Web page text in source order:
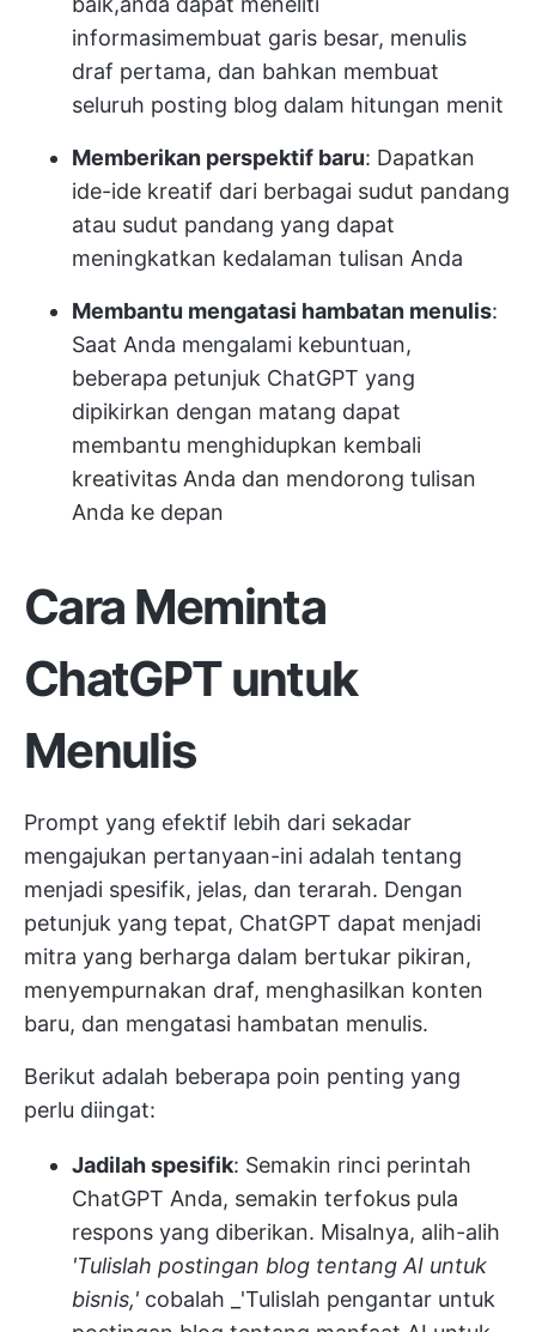
informasimembuat garis besar, menulis
draf pertama, dan bahkan membuat
seluruh posting blog dalam hitungan menit
Memberikan perspektif baru: Dapatkan
ide-ide kreatif dari berbagai sudut pandang
atau sudut pandang yang dapat
meningkatkan kedalaman tulisan Anda
Membantu mengatasi hambatan menulis:
Saat Anda mengalami kebuntuan,
beberapa petunjuk ChatGPT yang
dipikirkan dengan matang dapat
membantu menghidupkan kembali
kreativitas Anda dan mendorong tulisan
Anda ke depan
Cara Meminta
ChatGPT untuk
Menulis
Prompt yang efektif lebih dari sekadar
mengajukan pertanyaan-ini adalah tentang
menjadi spesifik, jelas, dan terarah. Dengan
petunjuk yang tepat, ChatGPT dapat menjadi
mitra yang berharga dalam bertukar pikiran,
menyempurnakan draf, menghasilkan konten
baru, dan mengatasi hambatan menulis.
Berikut adalah beberapa poin penting yang
perlu diingat:
Jadilah spesifik: Semakin rinci perintah
ChatGPT Anda, semakin terfokus pula
respons yang diberikan. Misalnya, alih-alih
'Tulislah postingan blog tentang AI untuk
bisnis,' cobalah _'Tulislah pengantar untuk